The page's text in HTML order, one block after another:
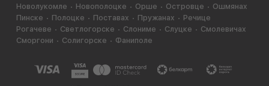
Новолукомле
Новополоцке Орше Островце
Ошмянах
Пинске
Полоцке Поставах Пружанах
Речице
Рогачеве
Светлогорске Слониме Слуцке
Смолевичах
Сморгони
Солигорске Фаниполе